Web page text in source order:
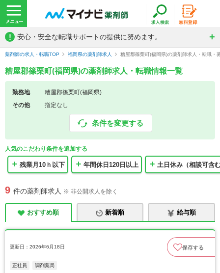
! 安心・安全な転職サポートの提供に努めます。
薬剤師の求人・転職TOP 福岡県の薬剤師求人 糟屋郡篠栗町(福岡県)の薬剤師求人・転職・
糟屋郡篠栗町(福岡県)の薬剤師求人・転職情報一覧
勤務地
糟屋郡篠栗町(福岡県)
その他
指定なし
条件を変更する
人気のこだわり条件を追加する
残業月10ｈ以下 年間休日120日以上 土日休み（相談可含
9 件の薬剤師求人 ※ 非公開求人を除く
おすすめ順 新着順 給与順
更新日：2026年6月18日 保存する
正社員 調剤薬局